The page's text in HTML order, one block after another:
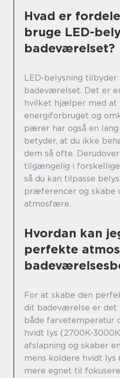
Hvad er
bruge LED-
badeværelset?
LED-belysning
badeværelset. Det er
hvilket hjælper med at
energiforbruget og
pærer har også en
betyder, at du ikke
dem så ofte.
tilgængelig i
så du kan tilpasse
præferencer og skabe
atmosfære.
Hvordan kan
perfekte
For at skabe den
dit badeværelse er det
både farvetemperatur
hvidt lys (2700K-
afslapning og skaber
mens koldere hvidt
mere egnet til